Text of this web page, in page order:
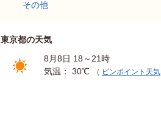
その他
東京都の天気
8月8日 18～21時
気温： 30℃
（ ピンポイント天気